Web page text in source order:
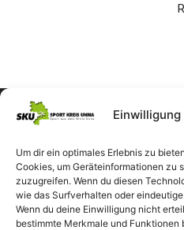
Um dir ein optimales Erlebnis zu
Cookies, um Geräteinformationen zu
zuzugreifen. Wenn du diesen
wie das Surfverhalten oder
Wenn du deine Einwilligung nicht
bestimmte Merkmale und